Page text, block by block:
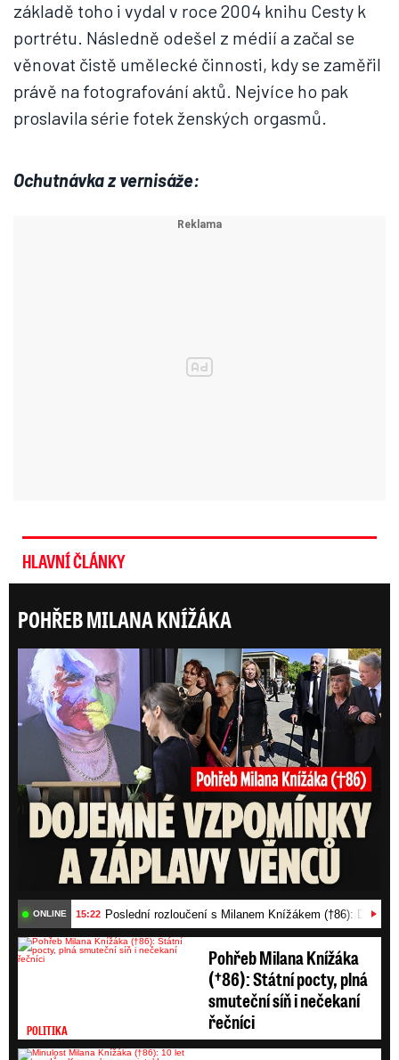
základě toho i vydal v roce 2004 knihu Cesty k
portrétu. Následně odešel z médií a začal se
věnovat čistě umělecké činnosti, kdy se zaměřil
právě na fotografování aktů. Nejvíce ho pak
proslavila série fotek ženských orgasmů.
Ochutnávka z vernisáže:
HLAVNÍ ČLÁNKY
POHŘEB MILANA KNÍŽÁKA
ONLINE 15:22 Poslední rozloučení s Milanem Knížákem (†86):
POLITIKA
Pohřeb Milana Knížáka
(†86): Státní pocty, plná
smuteční síň i nečekaní
řečníci